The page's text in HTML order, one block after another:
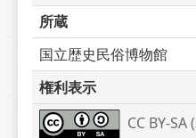
所蔵
国立歴史民俗博物館
権利表示
CC BY-